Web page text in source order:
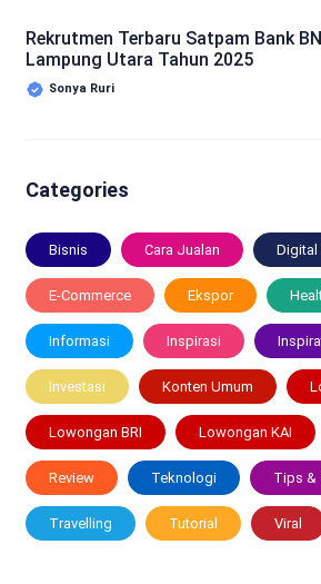
Rekrutmen Terbaru Satpam Bank BNI
Lampung Utara Tahun 2025
Sonya Ruri
Categories
Bisnis Cara Jualan Digital
E-Commerce Ekspor
Informasi Inspirasi
Investasi Konten Umum
Lowongan BRI Lowongan KAI
Review Teknologi Tips &
Travelling Tutorial Viral